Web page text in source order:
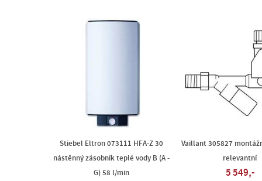
Stiebel Eltron 073111 HFA-Z 30
nástěnný zásobník teplé vody B (A -
G) 58 l/min
Vaillant 305827
relevantní
5 549,-